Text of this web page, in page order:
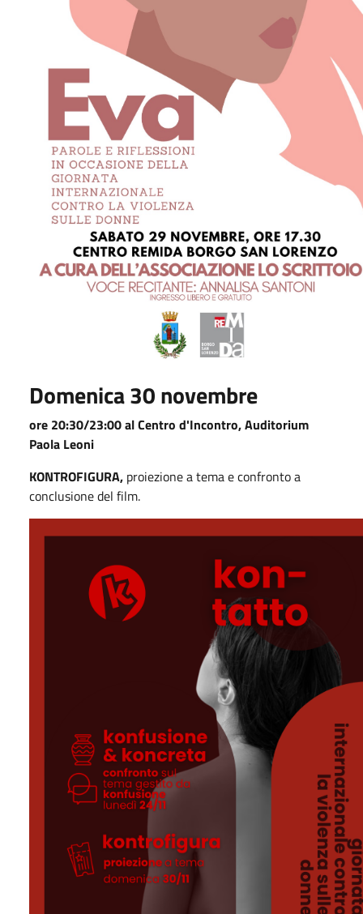
Domenica 30 novembre
ore 20:30/23:00 al Centro d'Incontro, Auditorium
Paola Leoni
KONTROFIGURA, proiezione a tema e confronto a
conclusione del film.